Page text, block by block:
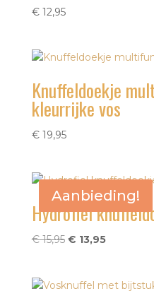
€12,95
Knuffeldoekje
kleurrijke vos
€19,95
Aanbieding!
Hydrofiel
€15,95 Oorspronkelijke
€ 15,95.
€ 13,95Huidige
€ 13,95.